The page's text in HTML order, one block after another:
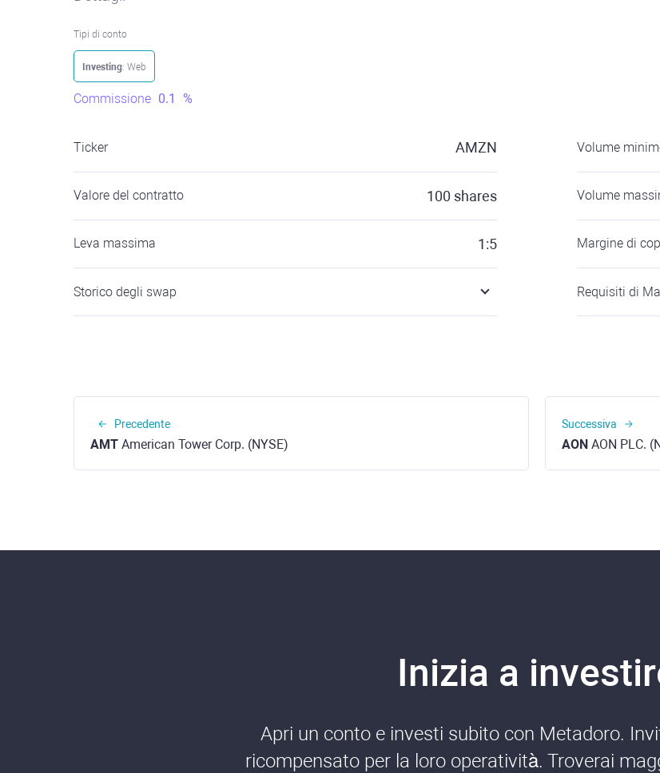
Tipi di conto
Investing: Web
Commissione 0.1 %
Ticker AMZN
Valore del contratto 100 shares
Leva massima 1:5
Storico degli swap
Volume
Volume
Margine di
Requisiti di
Precedente
AMT American Tower Corp. (NYSE)
Successiva
AON AON PLC.
Inizia a
Apri un conto e investi subito con Metadoro.
ricompensato per la loro operatività. Troverai